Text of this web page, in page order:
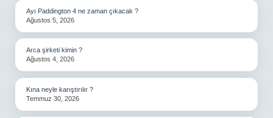
Ayı Paddington 4 ne zaman çıkacak ?
Ağustos 5, 2026
Arca şirketi kimin ?
Ağustos 4, 2026
Kına neyle karıştırılır ?
Temmuz 30, 2026